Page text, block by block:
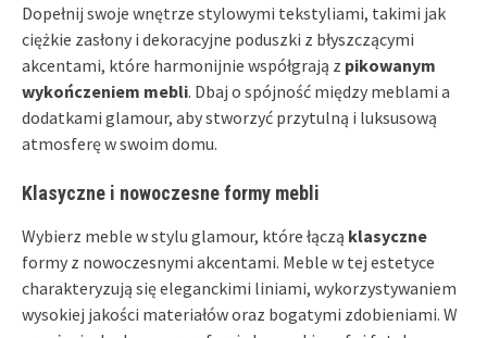
Dopełnij swoje wnętrze stylowymi tekstyliami, takimi jak
ciężkie zasłony i dekoracyjne poduszki z błyszczącymi
akcentami, które harmonijnie współgrają z pikowanym
wykończeniem mebli. Dbaj o spójność między meblami a
dodatkami glamour, aby stworzyć przytulną i luksusową
atmosferę w swoim domu.
Klasyczne i nowoczesne formy mebli
Wybierz meble w stylu glamour, które łączą klasyczne
formy z nowoczesnymi akcentami. Meble w tej estetyce
charakteryzują się eleganckimi liniami, wykorzystywaniem
wysokiej jakości materiałów oraz bogatymi zdobieniami. W